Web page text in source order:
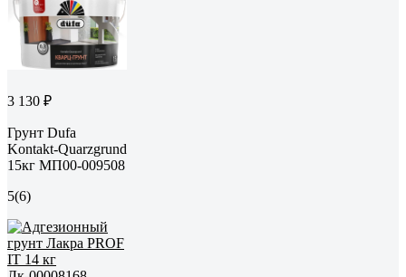
3 130 ₽
Грунт Dufa
Kontakt-Quarzgrund
15кг МП00-009508
5(6)